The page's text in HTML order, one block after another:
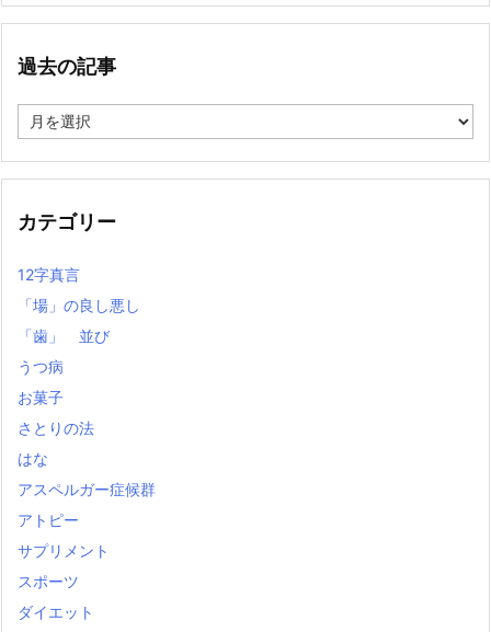
過去の記事
去
記
カテゴリー
12字真言
「場」の良し悪し
「歯」 並び
うつ病
お菓子
さとりの法
はな
アスペルガー症候群
アトピー
サプリメント
スポーツ
ダイエット